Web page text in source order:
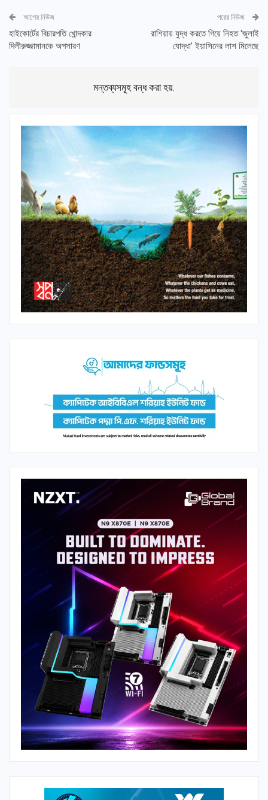
আগের নিউজ
হাইকোর্টের বিচারপতি খোন্দকার
দিলীরুজ্জামানকে অপসারণ
পরের নিউজ
রাশিয়ায় যুদ্ধ করতে গিয়ে নিহত ‘জুলাই
যোদ্ধা’ ইয়াসিনের লাশ মিলেছে
মন্তব্যসমূহ বন্ধ করা হয়.